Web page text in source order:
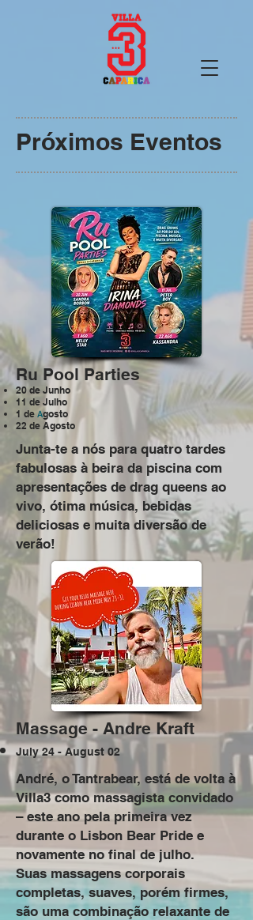
Próximos Eventos
Ru Pool Parties
20 de Junho
11 de Julho
1 de Agosto
22 de Agosto
Junta-te a nós para quatro tardes
fabulosas à beira da piscina com
apresentações de drag queens ao
vivo, ótima música, bebidas
deliciosas e muita diversão de
verão!
Massage - Andre Kraft
July 24 - August 02
André, o Tantrabear, está de volta à
Villa3 como massagista convidado
– este ano pela primeira vez
durante o Lisbon Bear Pride e
novamente no final de julho.
Suas massagens corporais
completas, suaves, porém firmes,
são uma combinação relaxante de